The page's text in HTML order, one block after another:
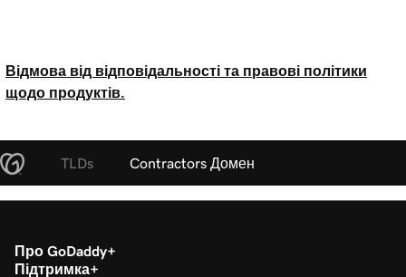
Відмова від відповідальності та правові політики
щодо продуктів.
TLDs Contractors Домен
Про GoDaddy
Підтримка